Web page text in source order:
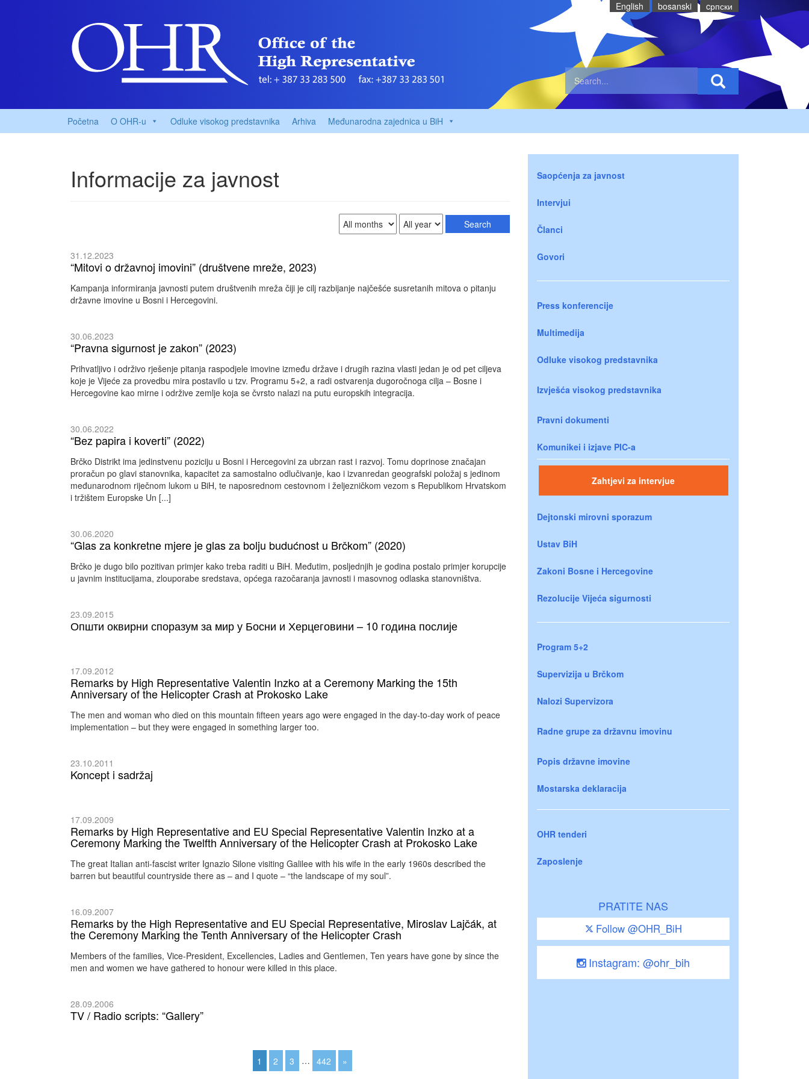
English bosanski cрпски
Početna O OHR-u Odluke visokog predstavnika Arhiva Međunarodna zajednica u BiH
Informacije za javnost
31.12.2023
“Mitovi o državnoj imovini” (društvene mreže, 2023)
Kampanja informiranja javnosti putem društvenih mreža čiji je cilj razbijanje najčešće susretanih mitova o pitanju
državne imovine u Bosni i Hercegovini.
30.06.2023
“Pravna sigurnost je zakon” (2023)
Prihvatljivo i održivo rješenje pitanja raspodjele imovine između države i drugih razina vlasti jedan je od pet ciljeva
koje je Vijeće za provedbu mira postavilo u tzv. Programu 5+2, a radi ostvarenja dugoročnoga cilja – Bosne i
Hercegovine kao mirne i održive zemlje koja se čvrsto nalazi na putu europskih integracija.
30.06.2022
“Bez papira i koverti” (2022)
Brčko Distrikt ima jedinstvenu poziciju u Bosni i Hercegovini za ubrzan rast i razvoj. Tomu doprinose značajan
proračun po glavi stanovnika, kapacitet za samostalno odlučivanje, kao i izvanredan geografski položaj s jedinom
međunarodnom riječnom lukom u BiH, te naposrednom cestovnom i željezničkom vezom s Republikom Hrvatskom
i tržištem Europske Un [...]
30.06.2020
“Glas za konkretne mjere je glas za bolju budućnost u Brčkom” (2020)
Brčko je dugo bilo pozitivan primjer kako treba raditi u BiH. Međutim, posljednjih je godina postalo primjer korupcije
u javnim institucijama, zlouporabe sredstava, općega razočaranja javnosti i masovnog odlaska stanovništva.
23.09.2015
Општи оквирни споразум за мир у Босни и Херцеговини – 10 година послије
17.09.2012
Remarks by High Representative Valentin Inzko at a Ceremony Marking the 15th
Anniversary of the Helicopter Crash at Prokosko Lake
The men and woman who died on this mountain fifteen years ago were engaged in the day-to-day work of peace
implementation – but they were engaged in something larger too.
23.10.2011
Koncept i sadržaj
17.09.2009
Remarks by High Representative and EU Special Representative Valentin Inzko at a
Ceremony Marking the Twelfth Anniversary of the Helicopter Crash at Prokosko Lake
The great Italian anti-fascist writer Ignazio Silone visiting Galilee with his wife in the early 1960s described the
barren but beautiful countryside there as – and I quote – “the landscape of my soul”.
16.09.2007
Remarks by the High Representative and EU Special Representative, Miroslav Lajčák, at
the Ceremony Marking the Tenth Anniversary of the Helicopter Crash
Members of the families, Vice-President, Excellencies, Ladies and Gentlemen, Ten years have gone by since the
men and women we have gathered to honour were killed in this place.
28.09.2006
TV / Radio scripts: “Gallery”
1 2 3 … 442 »
Saopćenja za javnost
Intervjui
Članci
Govori
Press konferencije
Multimedija
Odluke visokog predstavnika
Izvješća visokog predstavnika
Pravni dokumenti
Komunikei i izjave PIC-a
Zahtjevi za intervjue
Dejtonski mirovni sporazum
Ustav BiH
Zakoni Bosne i Hercegovine
Rezolucije Vijeća sigurnosti
Program 5+2
Supervizija u Brčkom
Nalozi Supervizora
Radne grupe za državnu imovinu
Popis državne imovine
Mostarska deklaracija
OHR tenderi
Zaposlenje
PRATITE NAS
Follow @OHR_BiH
Instagram: @ohr_bih